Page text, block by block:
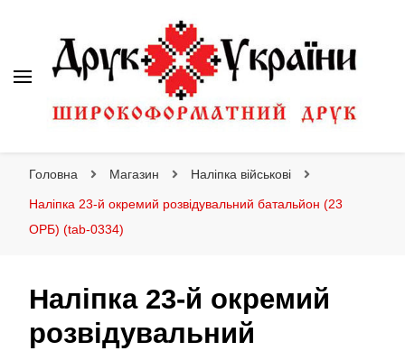
Головна Магазин Наліпка військові
Наліпка 23-й окремий розвідувальний батальйон (23
ОРБ) (tab-0334)
Наліпка 23-й окремий
розвідувальний